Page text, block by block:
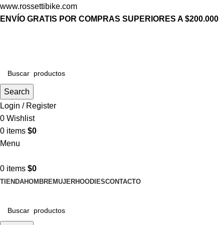
www.rossettibike.com
ENVÍO GRATIS POR COMPRAS SUPERIORES A $200.000
Search
Login / Register
0 Wishlist
0 items $0
Menu
0 items $0
TIENDAHOMBREMUJERHOODIESCONTACTO